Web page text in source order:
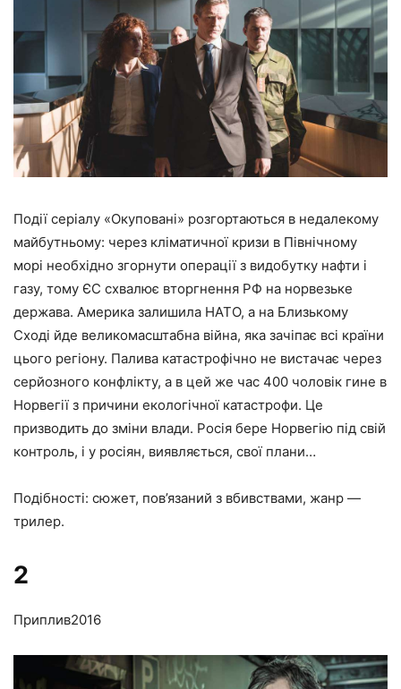
Події серіалу «Окуповані» розгортаються в недалекому
майбутньому: через кліматичної кризи в Північному
морі необхідно згорнути операції з видобутку нафти і
газу, тому ЄС схвалює вторгнення РФ на норвезьке
держава. Америка залишила НАТО, а на Близькому
Сході йде великомасштабна війна, яка зачіпає всі країни
цього регіону. Палива катастрофічно не вистачає через
серйозного конфлікту, а в цей же час 400 чоловік гине в
Норвегії з причини екологічної катастрофи. Це
призводить до зміни влади. Росія бере Норвегію під свій
контроль, і у росіян, виявляється, свої плани…
Подібності: сюжет, пов’язаний з вбивствами, жанр —
трилер.
2
Приплив2016